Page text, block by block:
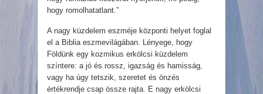
hogy romolhatatlant.”
A nagy küzdelem eszméje központi helyet foglal
el a Biblia eszmevilágában. Lényege, hogy
Földünk egy kozmikus erkölcsi küzdelem
színtere: a jó és rossz, igazság és hamisság,
vagy ha úgy tetszik, szeretet és önzés
értékrendje csap össze rajta. E nagy erkölcsi